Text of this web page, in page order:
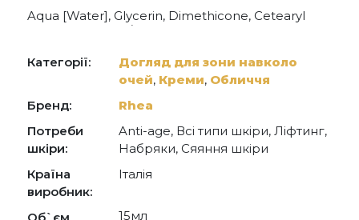
Aqua [Water], Glycerin, Dimethicone, Cetearyl
Alcohol, Caprylic/Capric Triglyceride, Ethylhexyl
Astrocaryum Murumuru Seed Butter, Tocopheryl
Acetate, Ceramide Np, Ceramide Ap, Ceramide
Eop, Acetyl Tetrapeptide-5, Hydrolyzed Rice
Protein, Retinyl Palmitate, Glutamic Acid,
Glycoproteins, Sodium Hyaluronate
Crosspolymer, Threonine, Valine, Glycine Soja
(Soybean) Protein, Phenoxyethanol, Superoxide
Dismutase, Sodium Hyaluronate,
Dimethicone/Vinyl Dimethicone Crosspolymer,
Peg-20 Stearate, Polyacrylate Crosspolymer-11,
Butylene Glycol, Carbomer, Triethanolamine,
Категорії:
Догляд для зони навколо
очей, Креми, Обличчя
Бренд:
Rhea
Потреби
шкіри:
Anti-age, Всі типи шкіри, Ліфтинг,
Набряки, Сяяння шкіри
Країна
виробник:
Італія
15мл